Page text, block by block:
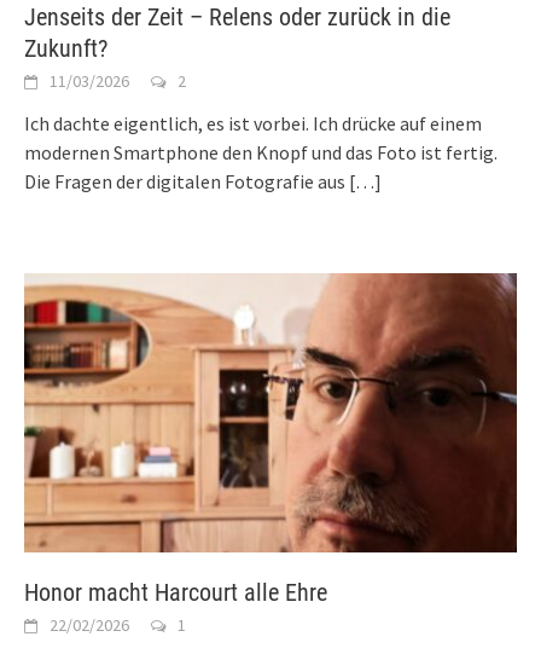
Jenseits der Zeit – Relens oder zurück in die
Zukunft?
11/03/2026 2
Ich dachte eigentlich, es ist vorbei. Ich drücke auf einem
modernen Smartphone den Knopf und das Foto ist fertig.
Die Fragen der digitalen Fotografie aus […]
Honor macht Harcourt alle Ehre
22/02/2026 1